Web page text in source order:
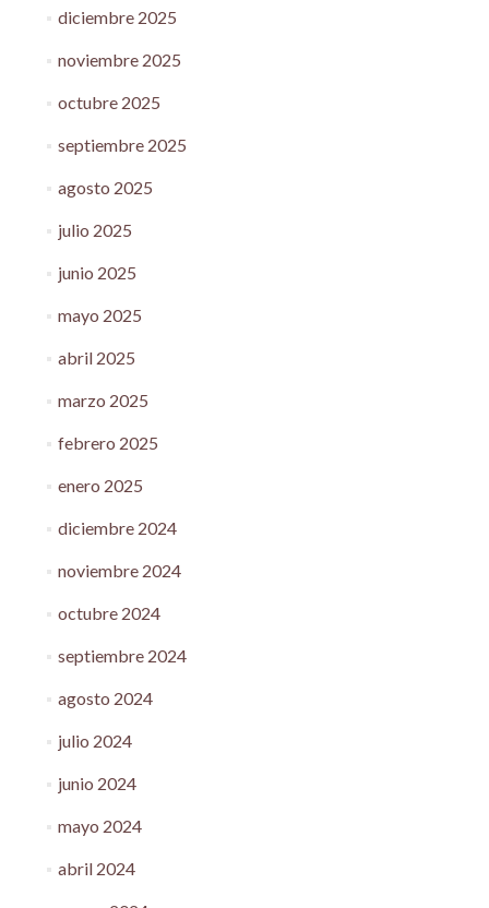
diciembre 2025
noviembre 2025
octubre 2025
septiembre 2025
agosto 2025
julio 2025
junio 2025
mayo 2025
abril 2025
marzo 2025
febrero 2025
enero 2025
diciembre 2024
noviembre 2024
octubre 2024
septiembre 2024
agosto 2024
julio 2024
junio 2024
mayo 2024
abril 2024